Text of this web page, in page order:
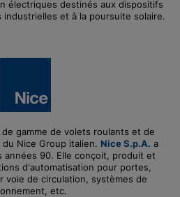
électriques destinés aux dispositifs
industrielles et à la poursuite solaire.
gamme de volets roulants et de
Nice Group italien. Nice S.p.A. a
90. Elle conçoit, produit et
d'automatisation pour portes,
voie de circulation, systèmes de
etc.